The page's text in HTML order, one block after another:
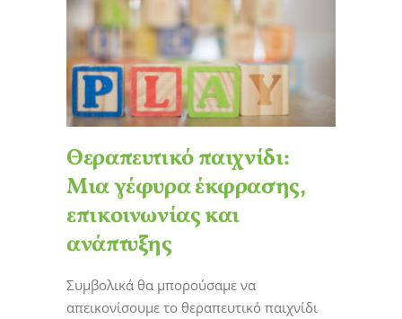
Θεραπευτικό παιχνίδι:
Μια γέφυρα έκφρασης,
επικοινωνίας και
ανάπτυξης
Συμβολικά θα μπορούσαμε να
απεικονίσουμε το θεραπευτικό παιχνίδι